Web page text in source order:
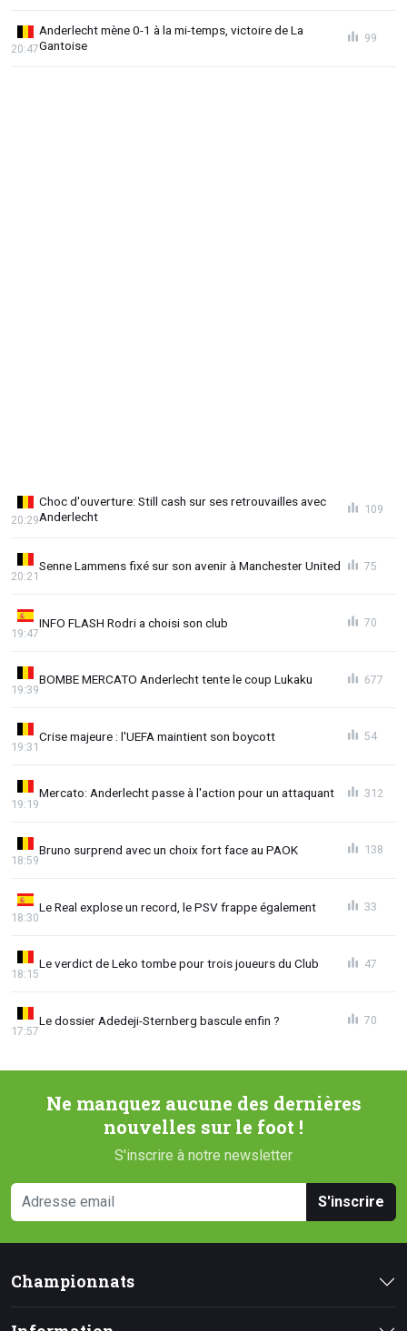
Anderlecht mène 0-1 à la mi-temps, victoire de La
Gantoise
20:47
99
Choc d'ouverture: Still cash sur ses retrouvailles avec
Anderlecht
20:29
109
Senne Lammens fixé sur son avenir à Manchester United
20:21
75
INFO FLASH Rodri a choisi son club
19:47
70
BOMBE MERCATO Anderlecht tente le coup Lukaku
19:39
677
Crise majeure : l'UEFA maintient son boycott
19:31
54
Mercato: Anderlecht passe à l'action pour un attaquant
19:19
312
Bruno surprend avec un choix fort face au PAOK
18:59
138
Le Real explose un record, le PSV frappe également
18:30
33
Le verdict de Leko tombe pour trois joueurs du Club
18:15
47
Le dossier Adedeji-Sternberg bascule enfin ?
17:57
70
Ne manquez aucune des dernières
nouvelles sur le foot !
S'inscrire à notre newsletter
S'inscrire
Championnats